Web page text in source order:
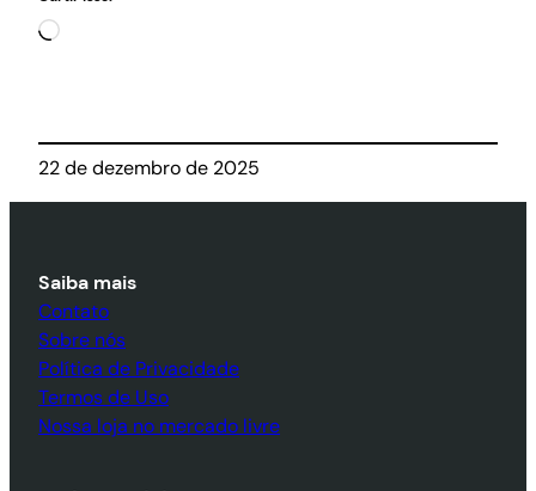
Carregando…
22 de dezembro de 2025
Saiba mais
Contato
Sobre nós
Política de Privacidade
Termos de Uso
Nossa loja no mercado livre